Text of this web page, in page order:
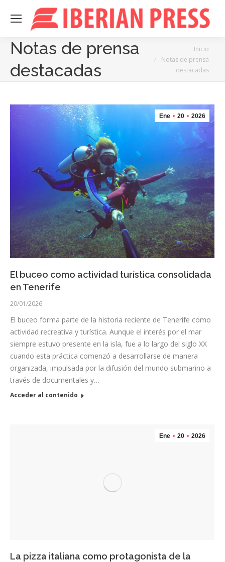
Notas de prensa
destacadas
Inicio
Notas de prensa
destacadas
Ene 20 2026
El buceo como actividad turística consolidada
en Tenerife
20/01/2026
El buceo forma parte de la historia reciente de Tenerife como
actividad recreativa y turística. Aunque el interés por el mar
siempre estuvo presente en la isla, fue a lo largo del siglo XX
cuando esta práctica comenzó a desarrollarse de manera
organizada, impulsada por la difusión del mundo submarino a
través de documentales y…
Acceder al contenido
Ene 20 2026
La pizza italiana como protagonista de la